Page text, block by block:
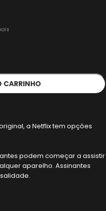
CARRINHO
a Netflix tem opções
podem começar a assistir
aparelho. Assinantes